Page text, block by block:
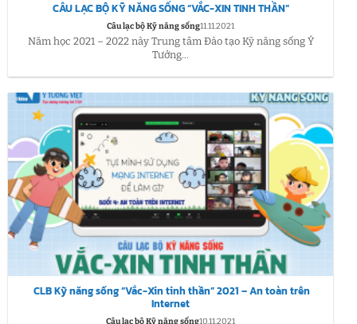
CÂU LẠC BỘ KỸ NĂNG SỐNG “VẮC-XIN TINH THẦN”
Câu lạc bộ Kỹ năng sống11.11.2021
Năm học 2021 – 2022 này Trung tâm Đào tạo Kỹ năng sống Ý
Tưởng...
CLB Kỹ năng sống “Vắc-Xin tinh thần” 2021 – An toàn trên
Internet
Câu lạc bộ Kỹ năng sống10.11.2021